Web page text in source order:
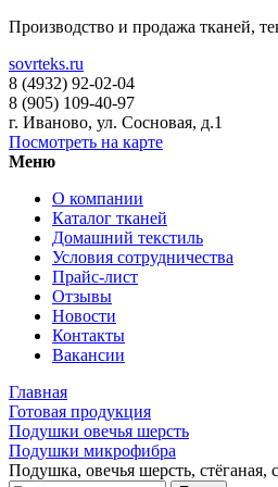
Производство и продажа тканей,
sovrteks.ru
8 (4932) 92-02-04
8 (905) 109-40-97
г. Иваново, ул. Сосновая, д.1
Посмотреть на карте
Меню
О компании
Каталог тканей
Домашний текстиль
Условия сотрудничества
Прайс-лист
Отзывы
Новости
Контакты
Вакансии
Главная
Готовая продукция
Подушки овечья шерсть
Подушки микрофибра
Подушка, овечья шерсть, стёганая,